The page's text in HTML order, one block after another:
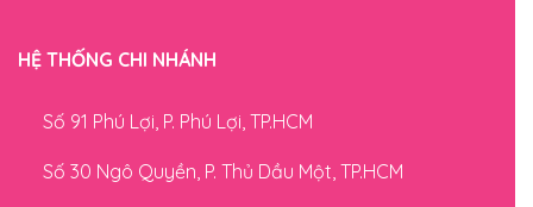
HỆ THỐNG CHI NHÁNH
Số 91 Phú Lợi, P. Phú Lợi, TP.HCM
Số 30 Ngô Quyền, P. Thủ Dầu Một, TP.HCM